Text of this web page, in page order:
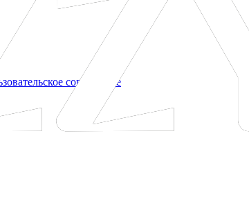
соглашение